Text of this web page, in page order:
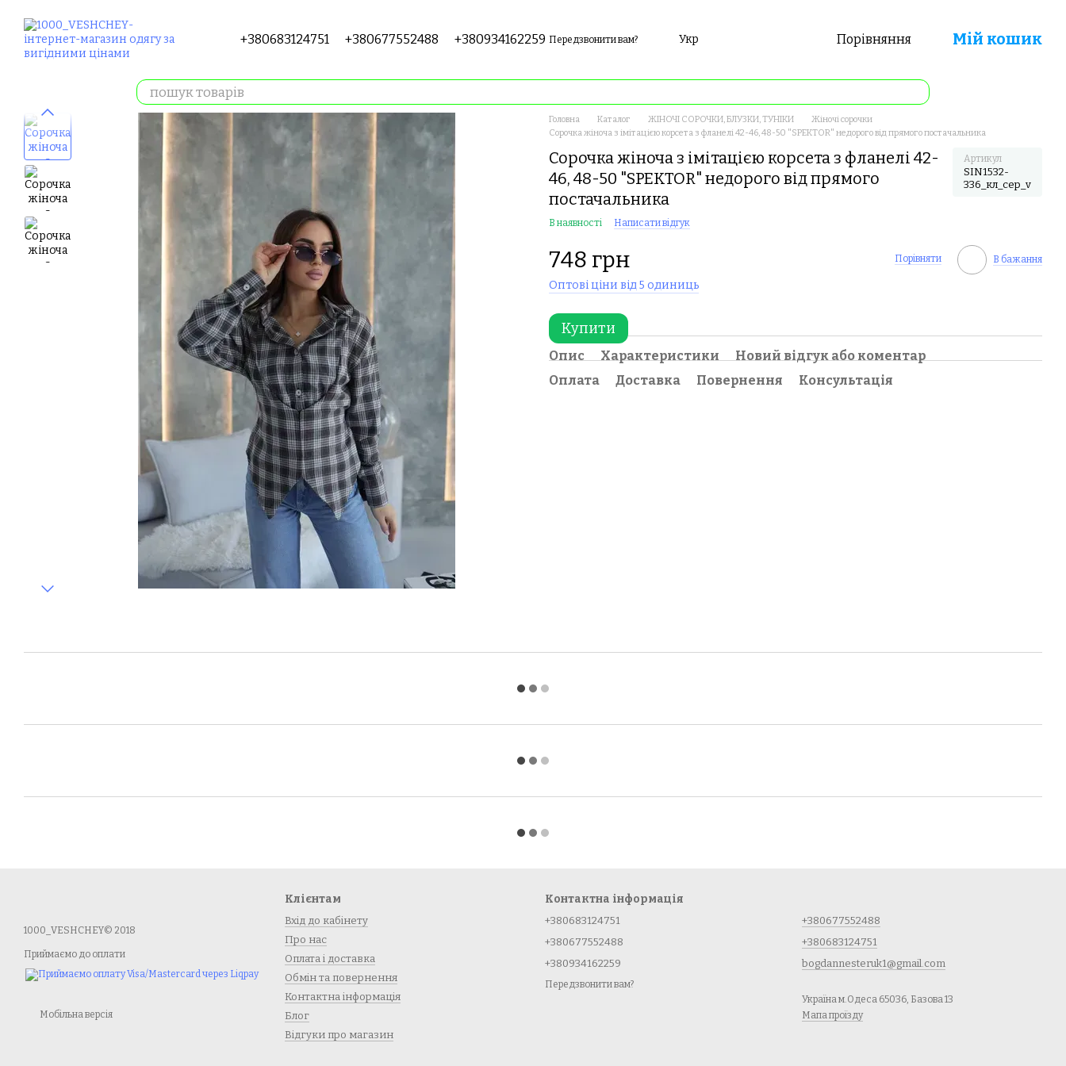
+380683124751 +380677552488 +380934162259 Передзвонити вам? Укр Порівняння Мій кошик
Головна Каталог ЖІНОЧІ СОРОЧКИ, БЛУЗКИ, ТУНІКИ
Жіночі сорочки
Сорочка жіноча з імітацією корсета з фланелі 42-46, 48-50 "SPEKTOR" недорого від прямого постачальника
Сорочка жіноча з імітацією корсета з фланелі 42-
46, 48-50 "SPEKTOR" недорого від прямого
постачальника
Артикул
SIN1532-
336_кл_сер_v
В наявності Написати відгук
748 грн Порівняти В бажання
Оптові ціни від 5 одиниць
Купити
Опис Характеристики
Новий відгук або коментар
Оплата
Доставка Повернення Консультація
1000_VESHCHEY© 2018
Приймаємо до оплати
Мобільна версія
Клієнтам
Вхід до кабінету
Про нас
Оплата і доставка
Обмін та повернення
Контактна інформація
Блог
Відгуки про магазин
Контактна інформація
+380683124751
+380677552488
+380934162259
Передзвонити вам?
+380677552488
+380683124751
bogdannesteruk1@gmail.com
Україна м.Одеса 65036, Базова 13
Мапа проїзду